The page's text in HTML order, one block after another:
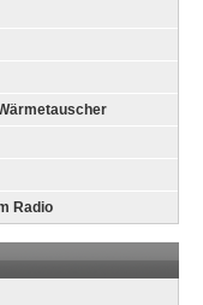
Radio